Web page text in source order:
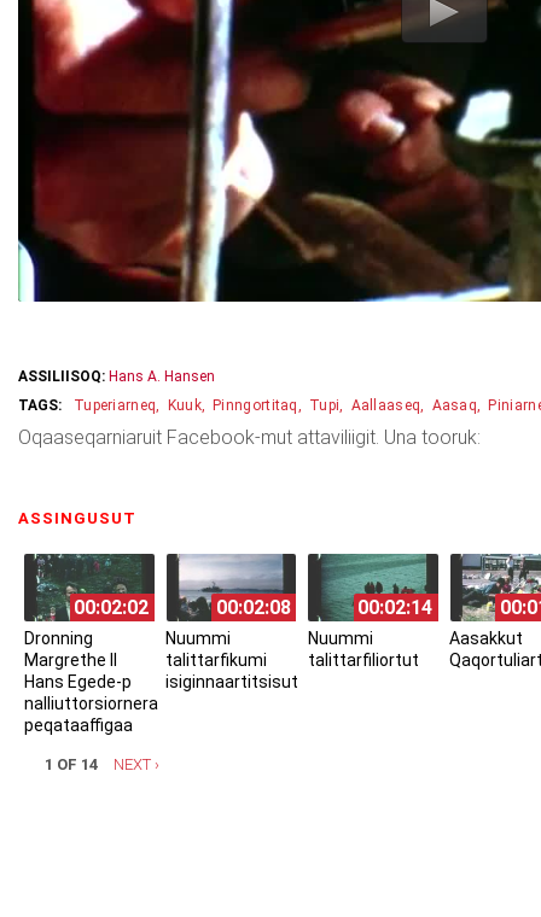
ASSILIISOQ: Hans A. Hansen
Tuperiarneq
Kuuk Pinngortitaq Tupi Aallaaseq Aasaq
Oqaaseqarniaruit Facebook-mut attaviliigit. Una tooruk:
ASSINGUSUT
00:02:02
Dronning
Margrethe II
Hans Egede-p
nalliuttorsiornera
peqataaffigaa
00:02:08
Nuummi
talittarfikumi
isiginnaartitsisut
00:02:14
Nuummi
talittarfiliortut
Aasakkut
1 OF 14 NEXT ›